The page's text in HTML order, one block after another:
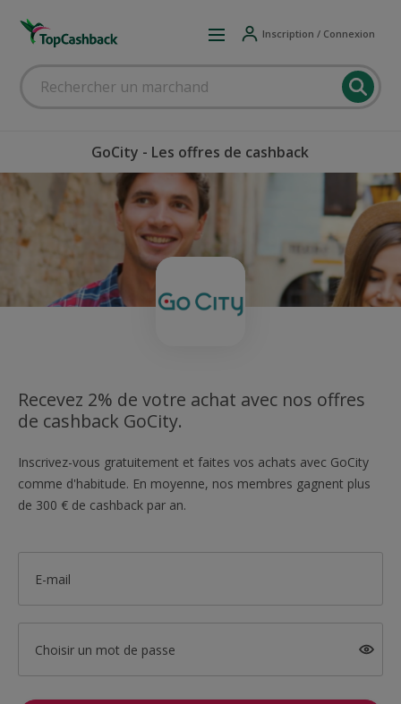
Inscription / Connexion
GoCity - Les offres de cashback
Recevez 2% de votre achat avec nos offres
de cashback GoCity.
Inscrivez-vous gratuitement et faites vos achats avec GoCity
comme d'habitude. En moyenne, nos membres gagnent plus
de 300 € de cashback par an.
E-mail
Choisir un mot de passe